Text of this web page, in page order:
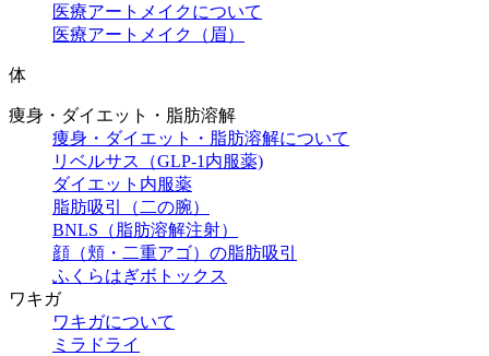
医療アートメイクについて
医療アートメイク（眉）
体
痩身・ダイエット・脂肪溶解
痩身・ダイエット・脂肪溶解について
リベルサス（GLP-1内服薬)
ダイエット内服薬
脂肪吸引（二の腕）
BNLS（脂肪溶解注射）
顔（頬・二重アゴ）の脂肪吸引
ふくらはぎボトックス
ワキガ
ワキガについて
ミラドライ